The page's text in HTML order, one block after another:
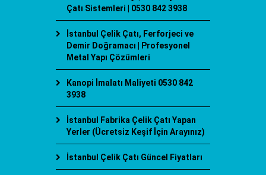
Çatı Sistemleri | 0530 842 3938
İstanbul Çelik Çatı, Ferforjeci ve
Demir Doğramacı | Profesyonel
Metal Yapı Çözümleri
Kanopi İmalatı Maliyeti 0530 842
3938
İstanbul Fabrika Çelik Çatı Yapan
Yerler (Ücretsiz Keşif İçin Arayınız)
İstanbul Çelik Çatı Güncel Fiyatları